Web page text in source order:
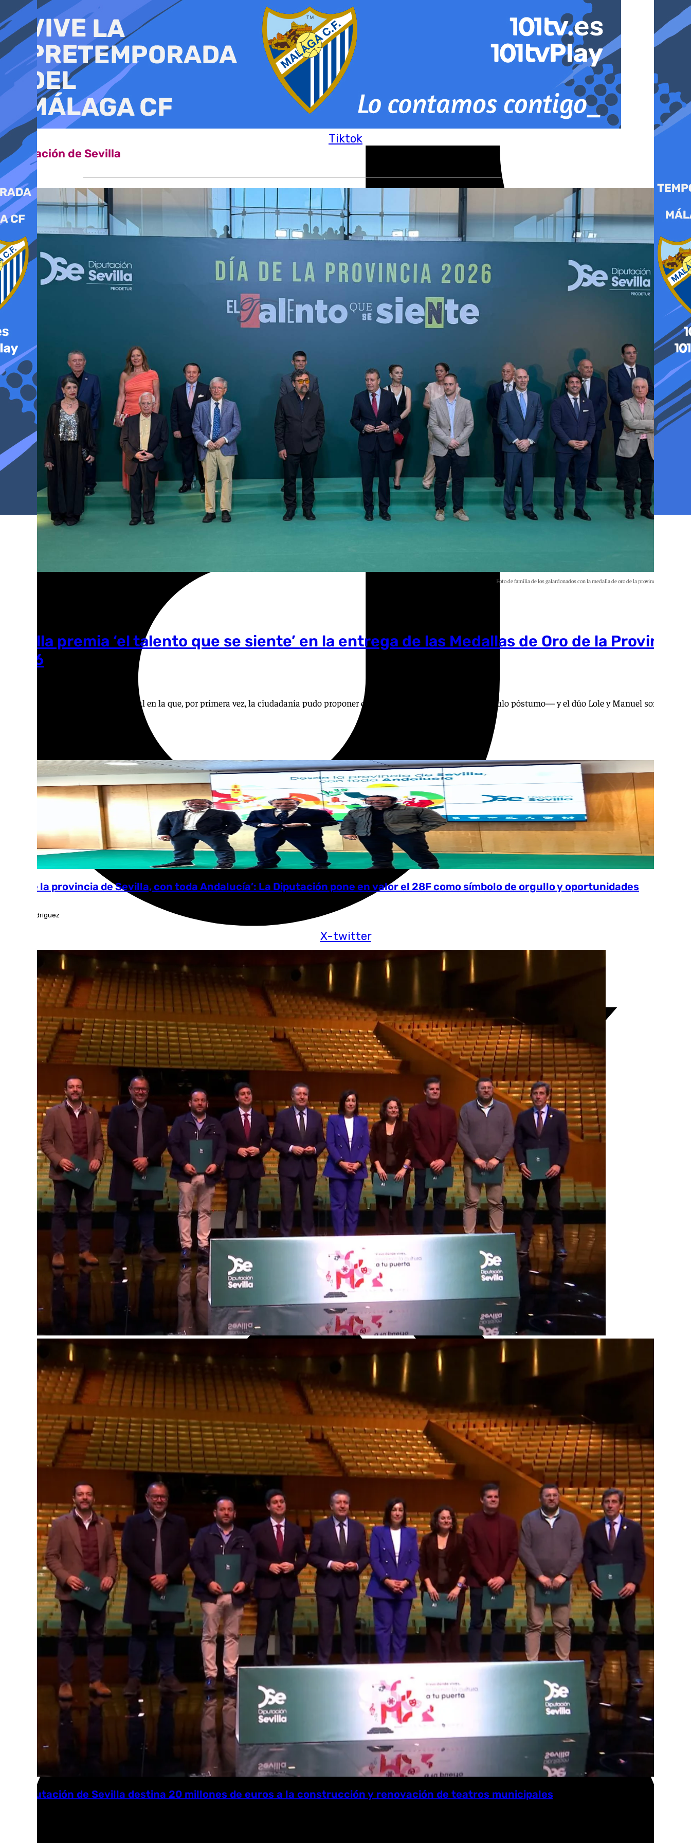
al
contenido
Tiktok
X-twitter
Youtube
Diputación de Sevilla
Foto de familia de los galardonados con la medalla de oro de la provincia de Sevilla.
Sevilla premia ‘el talento que se siente’ en la entrega de las Medallas de Oro de la Provincia
2026
El Cartuja Center acoge la gala anual en la que, por primera vez, la ciudadanía pudo proponer candidatos; el actor, la actriz —a título póstumo— y el dúo Lole y Manuel son los
‘Desde la provincia de Sevilla, con toda Andalucía’: La Diputación pone en valor el 28F como símbolo de orgullo y oportunidades
Fátima Rodríguez
La Diputación de Sevilla destina 20 millones de euros a la construcción y renovación de teatros municipales